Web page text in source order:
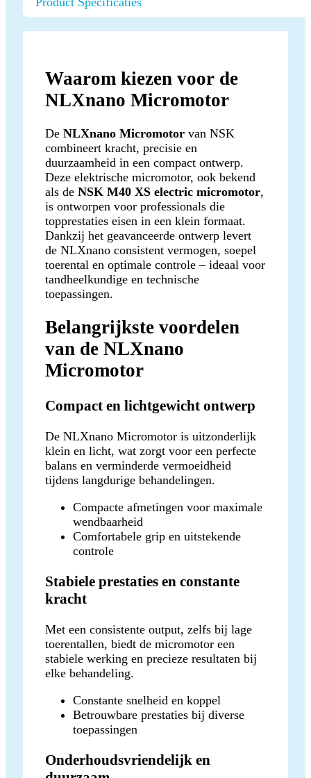
Waarom kiezen voor de
NLXnano Micromotor
De NLXnano Micromotor van NSK
combineert kracht, precisie en
duurzaamheid in een compact ontwerp.
Deze elektrische micromotor, ook bekend
als de NSK M40 XS electric micromotor,
is ontworpen voor professionals die
topprestaties eisen in een klein formaat.
Dankzij het geavanceerde ontwerp levert
de NLXnano consistent vermogen, soepel
toerental en optimale controle – ideaal voor
tandheelkundige en technische
toepassingen.
Belangrijkste voordelen
van de NLXnano
Micromotor
Compact en lichtgewicht ontwerp
De NLXnano Micromotor is uitzonderlijk
klein en licht, wat zorgt voor een perfecte
balans en verminderde vermoeidheid
tijdens langdurige behandelingen.
Compacte afmetingen voor maximale
wendbaarheid
Comfortabele grip en uitstekende
controle
Stabiele prestaties en constante
kracht
Met een consistente output, zelfs bij lage
toerentallen, biedt de micromotor een
stabiele werking en precieze resultaten bij
elke behandeling.
Constante snelheid en koppel
Betrouwbare prestaties bij diverse
toepassingen
Onderhoudsvriendelijk en